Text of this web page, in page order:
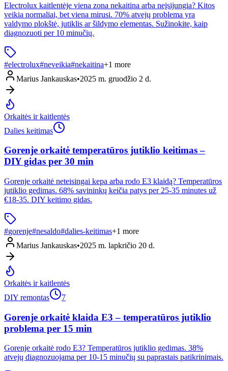
Electrolux kaitlentėje viena zona nekaitina arba neįsijungia? Kitos
veikia normaliai, bet viena mirusi. 70% atvejų problema yra
valdymo plokštė, jutiklis ar šildymo elementas. Sužinokite, kaip
diagnozuoti per 10 minučių.
#electrolux#neveikia#nekaitina+1 more
Marius Jankauskas•2025 m. gruodžio 2 d.
Orkaitės ir kaitlentės
Dalies keitimas
Gorenje orkaitė temperatūros jutiklio keitimas –
DIY gidas per 30 min
Gorenje orkaitė neteisingai kepa arba rodo E3 klaidą? Temperatūros
jutiklio gedimas. 68% savininkų keičia patys per 25-35 minutes už
€18-35. DIY keitimo gidas.
#gorenje#nesaldo#dalies-keitimas+1 more
Marius Jankauskas•2025 m. lapkričio 20 d.
Orkaitės ir kaitlentės
DIY remontas
7
Gorenje orkaitė klaida E3 – temperatūros jutiklio
problema per 15 min
Gorenje orkaitė rodo E3? Temperatūros jutiklio gedimas. 38%
atvejų diagnozuojama per 10-15 minučių su paprastais patikrinimais.